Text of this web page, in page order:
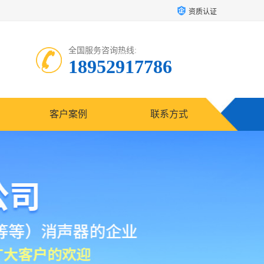
资质认证
全国服务咨询热线:
18952917786
客户案例 联系方式